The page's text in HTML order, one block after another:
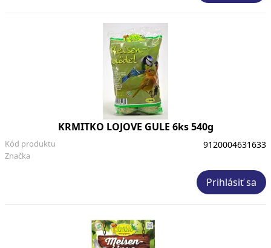
KRMITKO LOJOVE GULE 6ks 540g
Značka
Kód produktu 9120004631633
Prihlásiť sa